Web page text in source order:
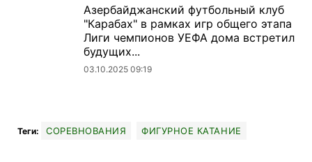
Азербайджанский футбольный клуб
"Карабах" в рамках игр общего этапа
Лиги чемпионов УЕФА дома встретил
будущих...
03.10.2025 09:19
Теги: СОРЕВНОВАНИЯ ФИГУРНОЕ КАТАНИЕ